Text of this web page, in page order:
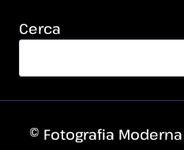
Cerca
© Fotografia